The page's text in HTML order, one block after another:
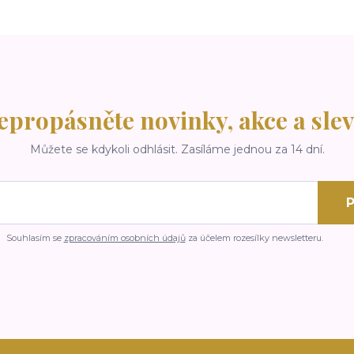
novinky, akce a
Můžete se kdykoli odhlásit. Zasíláme jednou za 14 dní.
Souhlasím se zpracováním osobních údajůza účelem rozesílky newsletteru.